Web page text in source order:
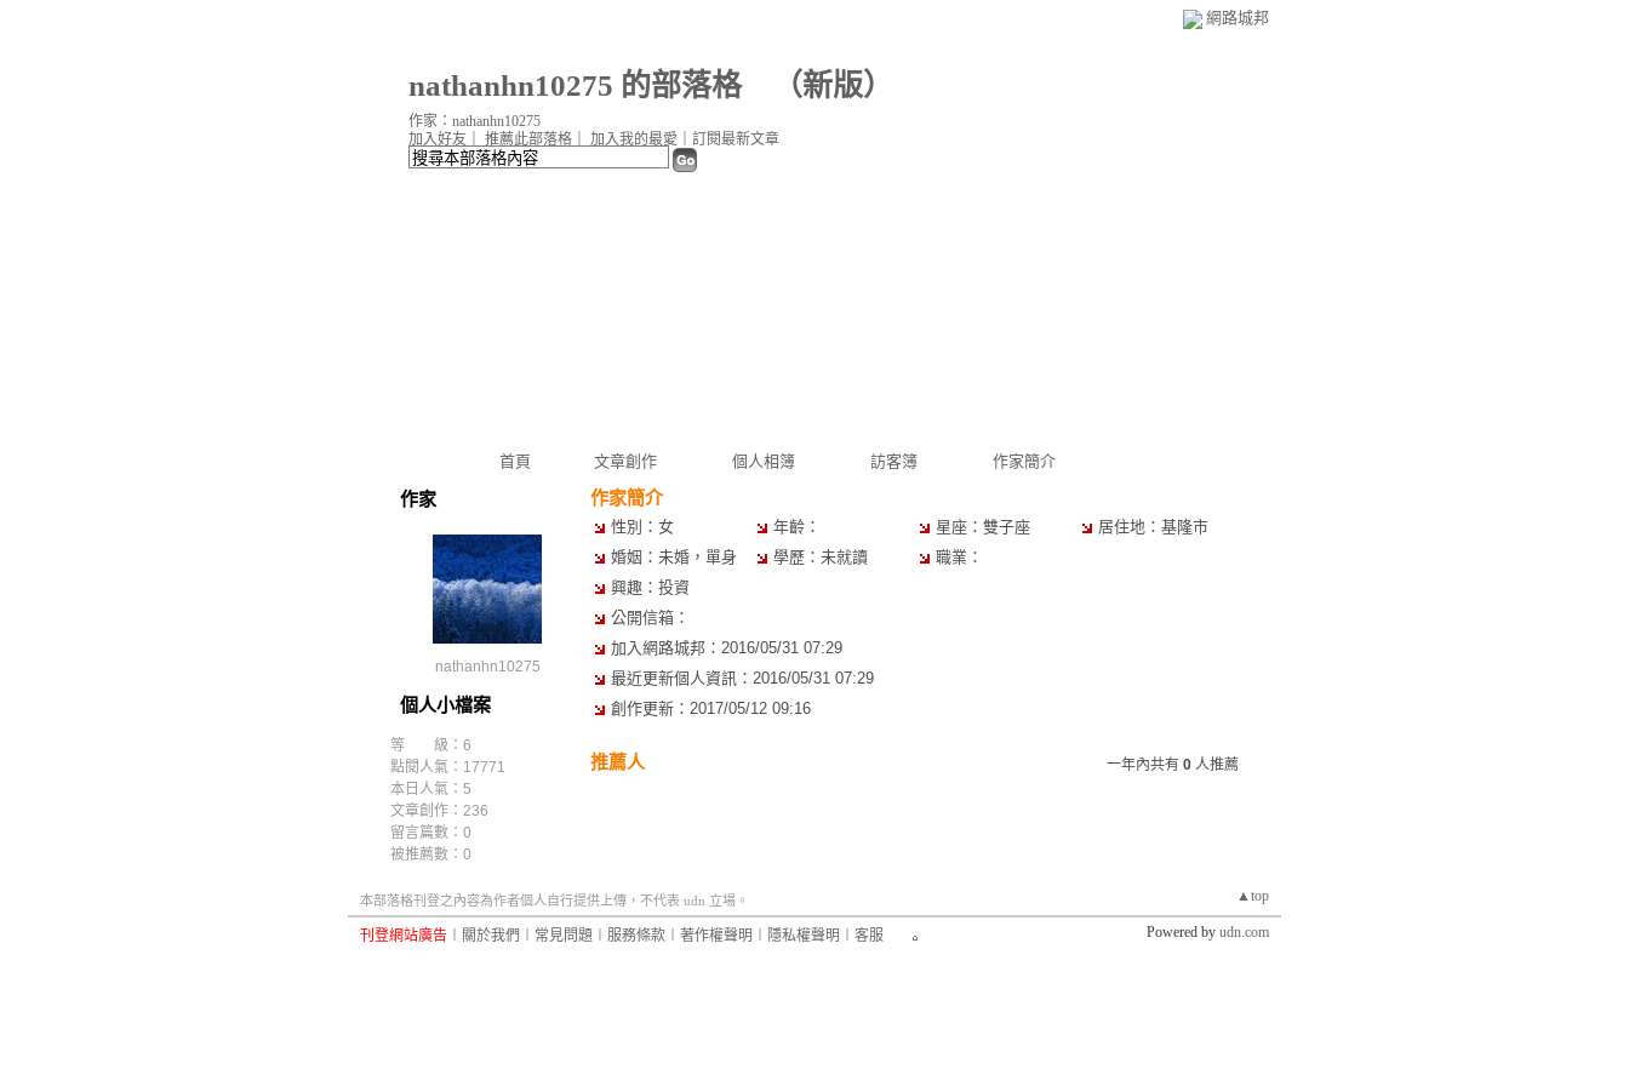
網路城邦
nathanhn10275 的部落格（新版）
首頁 文章創作 個人相簿 訪客簿 作家簡介
加入好友 推薦此部落格 加入我的最愛 訂閱最新文章
作家：nathanhn10275
作家
nathanhn10275
個人小檔案
等 級：6
點閱人氣：17771
本日人氣：5
文章創作：236
留言篇數：0
被推薦數： 0
作家簡介
性別：女 年齡： 星座：雙子座
居住地：基隆市
婚姻：未婚，單身
學歷：未就讀
職業：
興趣：投資
公開信箱：
加入網路城邦：2016/05/31 07:29
最近更新個人資訊：2016/05/31 07:29
創作更新：2017/05/12 09:16
推薦人 一年內共有 0 人推薦
▲top
本部落格刊登之內容為作者個人自行提供上傳，不代表 udn 立場。
刊登網站廣告 關於我們 常見問題 服務條款 著作權聲明 隱私權聲明 客服 Powered by udn.com